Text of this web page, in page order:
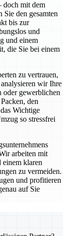
doch mit dem
den gesamten
bis zur
und
und einem
die Sie bei einem
zu vertrauen,
wir Ihre
oder gewerblichen
den
Wichtige
so stressfrei
arbeiten mit
einem klaren
zu vermeiden.
und profitieren
auf Sie